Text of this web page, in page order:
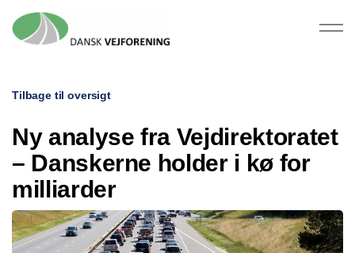
Tilbage til oversigt
Ny analyse fra Vejdirektoratet
– Danskerne holder i kø for
milliarder